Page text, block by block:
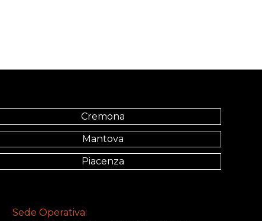
Cremona
Mantova
Piacenza
Sede Operativa: